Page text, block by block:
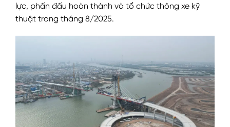
lực, phấn đấu hoàn thành và tổ chức thông xe kỹ
thuật trong tháng 8/2025.